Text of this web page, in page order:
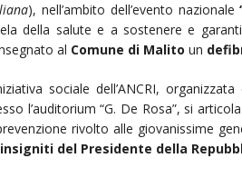
), nell’ambito dell’evento nazionale
della salute e a sostenere e
al Comune di Malito un
sociale dell’ANCRI,
l’auditorium “G. De Rosa”, si
rivolto alle giovanissime
insigniti del Presidente della